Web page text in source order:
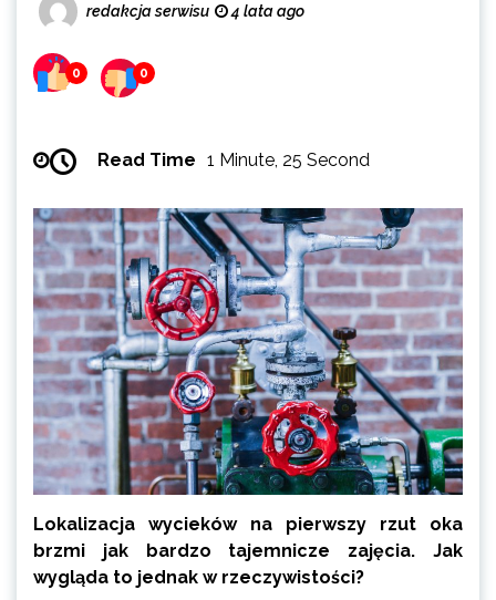
redakcja serwisu 4 lata ago
0 0
Read Time 1 Minute, 25 Second
Lokalizacja wycieków na pierwszy rzut oka
brzmi jak bardzo tajemnicze zajęcia. Jak
wygląda to jednak w rzeczywistości?